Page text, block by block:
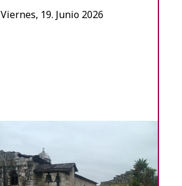
Viernes, 19. Junio 2026